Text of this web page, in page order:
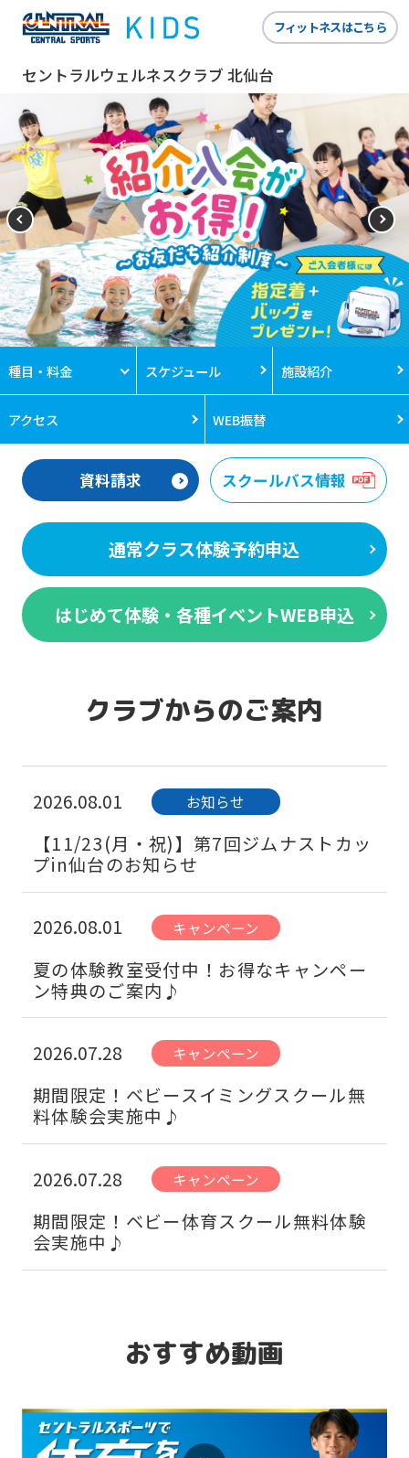
セントラルウェルネスクラブ 北仙台
フィットネスはこちら
種目・料金 スケジュール 施設紹介
アクセス WEB振替
資料請求 スクールバス情報
通常クラス体験予約申込
はじめて体験・各種イベントWEB申込
クラブからのご案内
2026.08.01 お知らせ
【11/23(月・祝)】第7回ジムナストカッ
プin仙台のお知らせ
2026.08.01 キャンペーン
夏の体験教室受付中！お得なキャンペー
ン特典のご案内♪
2026.07.28 キャンペーン
期間限定！ベビースイミングスクール無
料体験会実施中♪
2026.07.28 キャンペーン
期間限定！ベビー体育スクール無料体験
会実施中♪
組み合わせで運動能力を上げよう！ミッ
クスコースのご案内
2026.07.28
おすすめ動画